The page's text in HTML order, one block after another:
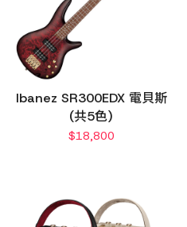
Ibanez SR300EDX 電貝斯
(共5色)
$18,800